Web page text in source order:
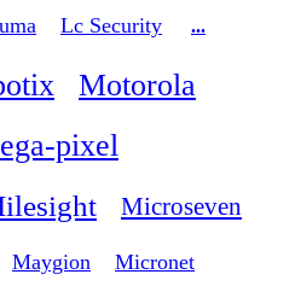
Lc Security
...
Motorola
pixel
Microseven
Maygion Micronet